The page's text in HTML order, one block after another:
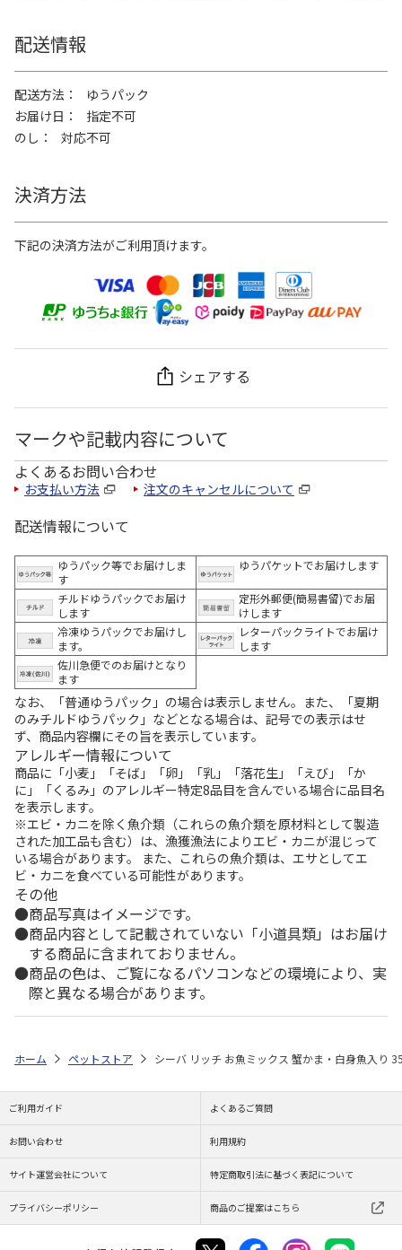
配送情報
配送方法
ゆうパック
お届け日
指定不可
のし
対応不可
決済方法
下記の決済方法がご利用頂けます。
シェアする
マークや記載内容について
よくあるお問い合わせ
お支払い方法 注文のキャンセルについて
配送情報について
ゆうパック等でお届けしま
す
ゆうパケットでお届けします
チルドゆうパックでお届け
します
定形外郵便(簡易書留)でお届
けします
冷凍ゆうパックでお届けし
ます。
レターパックライトでお届け
します
佐川急便でのお届けとなり
ます
なお、「普通ゆうパック」の場合は表示しません。また、「夏期
のみチルドゆうパック」などとなる場合は、記号での表示はせ
ず、商品内容欄にその旨を表示しています。
アレルギー情報について
商品に「小麦」「そば」「卵」「乳」「落花生」「えび」「か
に」「くるみ」のアレルギー特定8品目を含んでいる場合に品目名
を表示します。
※エビ・カニを除く魚介類（これらの魚介類を原材料として製造
された加工品も含む）は、漁獲漁法によりエビ・カニが混じって
いる場合があります。 また、これらの魚介類は、エサとしてエ
ビ・カニを食べている可能性があります。
その他
商品写真はイメージです。
商品内容として記載されていない「小道具類」はお届け
する商品に含まれておりません。
商品の色は、ご覧になるパソコンなどの環境により、実
際と異なる場合があります。
ホーム ペットストア シーバ リッチ お魚ミックス 蟹かま・白身魚入り
ご利用ガイド よくあるご質問
お問い合わせ 利用規約
サイト運営会社について 特定商取引法に基づく表記について
プライバシーポリシー 商品のご提案はこちら